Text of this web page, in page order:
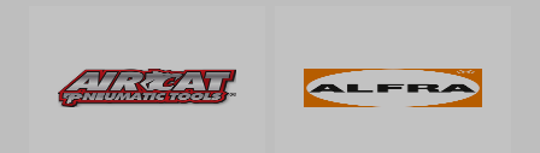
Siga-nos nas redes sociais